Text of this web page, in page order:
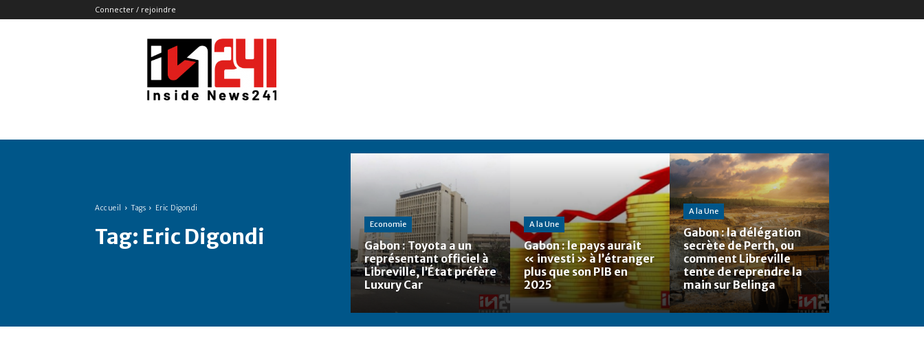
Connecter / rejoindre
Insidenews241
Accueil Tags Eric Digondi
Tag: Eric Digondi Economie
Gabon : Toyota a un
représentant officiel à
Libreville, l’État préfère
Luxury Car
A la Une
Gabon : le pays aurait
« investi » à l’étranger
plus que son PIB en
2025
A la Une
Gabon : la délégation
secrète de Perth, ou
comment Libreville
tente de reprendre la
main sur Belinga